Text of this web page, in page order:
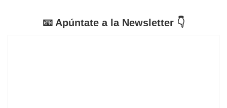
📧 Apúntate a la Newsletter 👇